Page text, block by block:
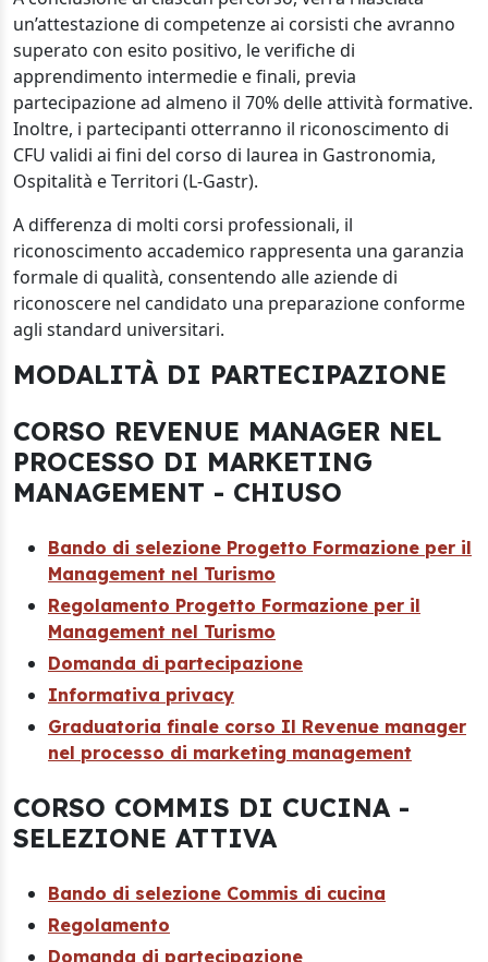
un’attestazione di competenze ai corsisti che avranno
superato con esito positivo, le verifiche di
apprendimento intermedie e finali, previa
partecipazione ad almeno il 70% delle attività formative.
Inoltre, i partecipanti otterranno il riconoscimento di
CFU validi ai fini del corso di laurea in Gastronomia,
Ospitalità e Territori (L-Gastr).
A differenza di molti corsi professionali, il
riconoscimento accademico rappresenta una garanzia
formale di qualità, consentendo alle aziende di
riconoscere nel candidato una preparazione conforme
agli standard universitari.
MODALITÀ DI PARTECIPAZIONE
CORSO REVENUE MANAGER NEL
PROCESSO DI MARKETING
MANAGEMENT - CHIUSO
Bando di selezione Progetto Formazione per il
Management nel Turismo
Regolamento Progetto Formazione per il
Management nel Turismo
Domanda di partecipazione
Informativa privacy
Graduatoria finale corso Il Revenue manager
nel processo di marketing management
CORSO COMMIS DI CUCINA -
SELEZIONE ATTIVA
Bando di selezione Commis di cucina
Regolamento
Domanda di partecipazione